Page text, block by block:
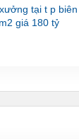
giá 180 tỷ